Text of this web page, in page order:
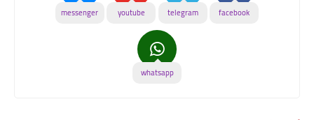
facebook
telegram
youtube
messenger
whatsapp